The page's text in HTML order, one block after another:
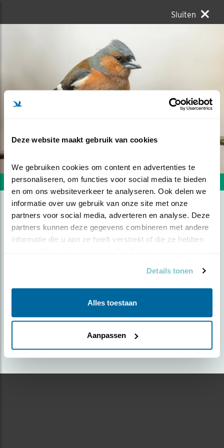
Deze website maakt gebruik van cookies
We gebruiken cookies om content en advertenties te
personaliseren, om functies voor social media te bieden
en om ons websiteverkeer te analyseren. Ook delen we
informatie over uw gebruik van onze site met onze
partners voor social media, adverteren en analyse. Deze
partners kunnen deze gegevens combineren met andere
informatie die u aan ze heeft verstrekt of die ze hebben
Details tonen
Alles toestaan
Aanpassen
Sluiten
Volgende foto Vorige foto
VINK (M)
Foto genomen in: Sallandse Heuvelrug